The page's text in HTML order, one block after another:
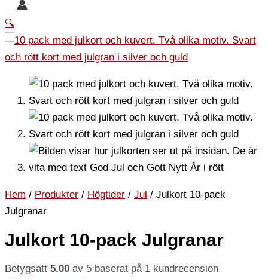
🔍
Hem / Produkter / Högtider / Jul / Julkort 10-pack
Julgranar
Julkort 10-pack Julgranar
Betygsatt 5.00 av 5 baserat på 1 kundrecension